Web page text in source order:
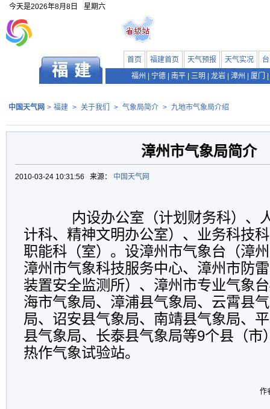
今天是2026年8月8日 星期六
首页 福建首页 天气预报 天气实况
福州
宁德 南平 三明 龙岩 漳州 厦门
中国天气网 > 福建 > 关于我们 > 气象局简介 > 九地市气象局介绍
漳州市气象局简介
2010-03-24 10:31:56 来源： 中国天气网
内设办公室（计划财务科）、
计科、精神文明办公室）、业务科技
职能科（室）。设漳州市气象台（漳
漳州市气象科技服务中心、漳州市防
装置安全监测所）、漳州市专业气象台
海市气象局、漳浦县气象局、云霄县
局、诏安县气象局、南靖县气象局、
县气象局、长泰县气象局等9个县（市
热作气象试验站。
作